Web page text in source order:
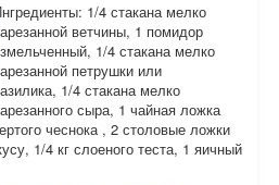
1/4 стакана мелко
ветчины, 1 помидор
1/4 стакана мелко
петрушки или
1/4 стакана мелко
сыра, 1 чайная ложка
чеснока , 2 столовые ложки
1/4 кг слоеного теста, 1 яичный